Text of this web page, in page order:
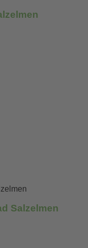
Salzelmen